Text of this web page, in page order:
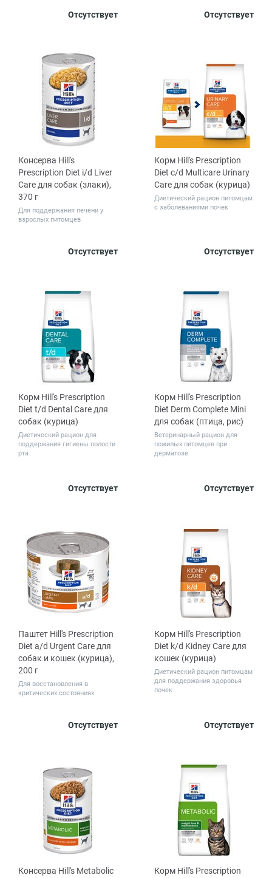
Отсутствует
1.5 12 Отсутствует
1.5
3
Консерва Hill's
Prescription Diet i/d Liver
Care для собак (злаки),
370 г
Для поддержания печени у
взрослых питомцев
Отсутствует
1 12
Корм Hill's Prescription
Diet c/d Multicare Urinary
Care для собак (курица)
Диетический рацион питомцам
с заболеваниями почек
Отсутствует
1.5 12
Корм Hill's Prescription
Diet t/d Dental Care для
собак (курица)
Диетический рацион для
поддержания гигиены полости
рта
Отсутствует
4 10
Корм Hill's Prescription
Diet Derm Complete Mini
для собак (птица, рис)
Ветеринарный рацион для
пожилых питомцев при
дерматозе
Отсутствует
1 6
Паштет Hill's Prescription
Diet a/d Urgent Care для
собак и кошек (курица),
200 г
Для восстановления в
критических состояниях
Отсутствует
1 12
Корм Hill's Prescription
Diet k/d Kidney Care для
кошек (курица)
Диетический рацион питомцам
для поддержания здоровья
почек
Отсутствует
1.5 3
Консерва Hill's Metabolic
Корм Hill's Prescription